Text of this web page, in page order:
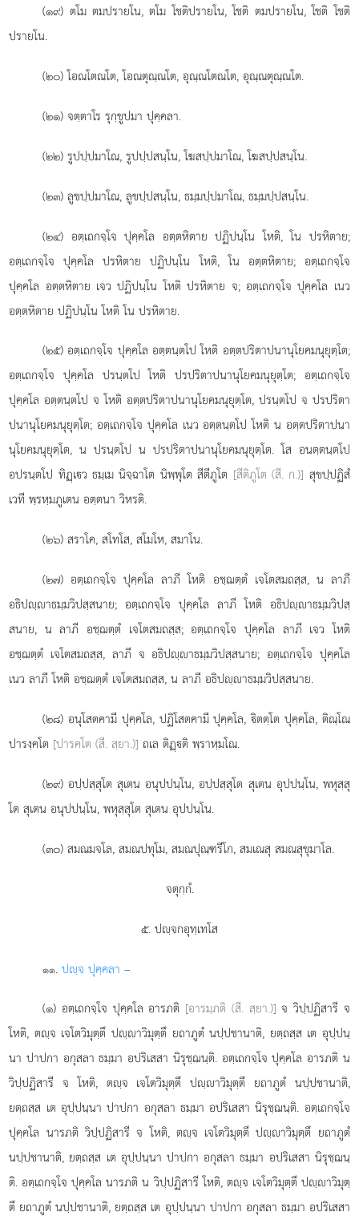
(๑๙) ตโม ตมปรายโน, ตโม โชติปรายโน, โชติ ตมปรายโน, โชติ โชติ
ปรายโน.
(๒๐) โอณโตณโต, โอณตุณฺณโต, อุณฺณโตณโต, อุณฺณตุณฺณโต.
(๒๑) จตฺตาโร รุกฺขูปมา ปุคฺคลา.
(๒๒) รูปปฺปมาโณ, รูปปฺปสนฺโน, โฆสปฺปมาโณ, โฆสปฺปสนฺโน.
(๒๓) ลูขปฺปมาโณ, ลูขปฺปสนฺโน, ธมฺมปฺปมาโณ, ธมฺมปฺปสนฺโน.
(๒๔) อตฺเถกจฺโจ ปุคฺคโล อตฺตหิตาย ปฏิปนฺโน โหติ, โน ปรหิตาย;
อตฺเถกจฺโจ ปุคฺคโล ปรหิตาย ปฏิปนฺโน โหติ, โน อตฺตหิตาย; อตฺเถกจฺโจ
ปุคฺคโล อตฺตหิตาย เจว ปฏิปนฺโน โหติ ปรหิตาย จ; อตฺเถกจฺโจ ปุคฺคโล เนว
อตฺตหิตาย ปฏิปนฺโน โหติ โน ปรหิตาย.
(๒๕) อตฺเถกจฺโจ ปุคฺคโล อตฺตนฺตโป โหติ อตฺตปริตาปนานุโยคมนุยุตฺโต;
อตฺเถกจฺโจ ปุคฺคโล ปรนฺตโป โหติ ปรปริตาปนานุโยคมนุยุตฺโต; อตฺเถกจฺโจ
ปุคฺคโล อตฺตนฺตโป จ โหติ อตฺตปริตาปนานุโยคมนุยุตฺโต, ปรนฺตโป จ ปรปริตา
ปนานุโยคมนุยุตฺโต; อตฺเถกจฺโจ ปุคฺคโล เนว อตฺตนฺตโป โหติ น อตฺตปริตาปนา
นุโยคมนุยุตฺโต, น ปรนฺตโป น ปรปริตาปนานุโยคมนุยุตฺโต. โส อนตฺตนฺตโป
อปรนฺตโป ทิฏฺเว ธมฺเม นิจฺฉาโต นิพฺพุโต สีตีภูโต [สีติภูโต (สี. ก.)] สุขปฺปฏิสํ
เวที พฺรหฺมภูเตน อตฺตนา วิหรติ.
(๒๖) สราโค, สโทโส, สโมโห, สมาโน.
(๒๗) อตฺเถกจฺโจ ปุคฺคโล ลาภี โหติ อชฺฌตฺตํ เจโตสมถสฺส, น ลาภี
อธิปฺาธมฺมวิปสฺสนาย; อตฺเถกจฺโจปุคฺคโล ลาภี โหติ อธิปฺาธมฺมวิปสฺ
สนาย, น ลาภี อชฺฌตฺตํ เจโตสมถสฺส; อตฺเถกจฺโจ ปุคฺคโล ลาภี เจว โหติ
อชฺฌตฺตํ เจโตสมถสฺส, ลาภี จ อธิปฺาธมฺมวิปสฺสนาย; อตฺเถกจฺโจ ปุคฺคโล
เนว ลาภี โหติ อชฺฌตฺตํ เจโตสมถสฺส, น ลาภี อธิปฺาธมฺมวิปสฺสนาย.
(๒๘) อนุโสตคามี ปุคฺคโล, ปฏิโสตคามี ปุคฺคโล, ิตตฺโต ปุคฺคโล, ติณฺโณ
ปารงฺคโต [ปารคโต (สี. สฺยา.)] ถเล ติฏฺติ พฺราหฺมโณ.
(๒๙) อปฺปสฺสุโตสุเตน อนุปปนฺโน, อปฺปสฺสุโต สุเตน อุปปนฺโน, พหุสฺสุ
โต สุเตน อนุปปนฺโน, พหุสฺสุโต สุเตน อุปปนฺโน.
(๓๐) สมณมจโล, สมณปทุโม, สมณปุณฺฑรีโก, สมเณสุ สมณสุขุมาโล.
จตุกฺกํ.
๕. ปฺจกอุทฺเทโส
๑๑.ปฺจ ปุคฺคลา –
(๑) อตฺเถกจฺโจ ปุคฺคโล อารภติ [อารมฺภติ (สี. สฺยา.)] จ วิปฺปฏิสารี จ
โหติ, ตฺจ เจโตวิมุตฺตึ ปฺาวิมุตฺตึ ยถาภูตํ นปฺปชานาติ, ยตฺถสฺส เต อุปฺปนฺ
นา ปาปกา อกุสลา ธมฺมา อปริเสสา นิรุชฺฌนฺติ. อตฺเถกจฺโจ ปุคฺคโล อารภติ น
วิปฺปฏิสารี จ โหติ, ตฺจ เจโตวิมุตฺตึ ปฺาวิมุตฺตึ ยถาภูตํ นปฺปชานาติ,
ยตฺถสฺส เต อุปฺปนฺนา ปาปกา อกุสลา ธมฺมา อปริเสสา นิรุชฺฌนฺติ. อตฺเถกจฺโจ
ปุคฺคโล นารภติ วิปฺปฏิสารี จ โหติ, ตฺจ เจโตวิมุตฺตึ ปฺาวิมุตฺตึ ยถาภูตํ
นปฺปชานาติ, ยตฺถสฺส เต อุปฺปนฺนา ปาปกา อกุสลา ธมฺมา อปริเสสา นิรุชฺฌนฺ
ติ. อตฺเถกจฺโจ ปุคฺคโล นารภติ น วิปฺปฏิสารี โหติ, ตฺจ เจโตวิมุตฺตึ ปฺาวิมุตฺ
ตึ ยถาภูตํ นปฺปชานาติ, ยตฺถสฺส เต อุปฺปนฺนา ปาปกา อกุสลา ธมฺมา อปริเสสา